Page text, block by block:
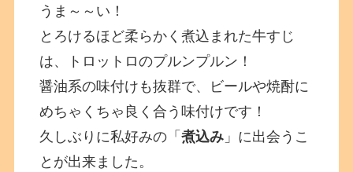
うま～～い！
とろけるほど柔らかく煮込まれた牛すじ
は、トロットロのプルンプルン！
醤油系の味付けも抜群で、ビールや焼酎に
めちゃくちゃ良く合う味付けです！
久しぶりに私好みの「煮込み 」に出会うこ
とが出来ました。